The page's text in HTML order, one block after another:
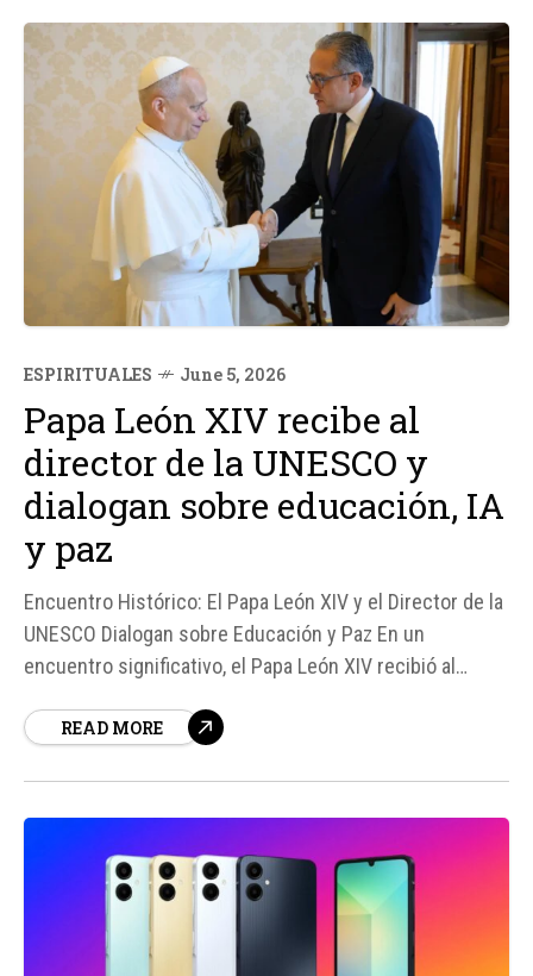
ESPIRITUALES June 5, 2026
Papa León XIV recibe al
director de la UNESCO y
dialogan sobre educación, IA
y paz
Encuentro Histórico: El Papa León XIV y el Director de la
UNESCO Dialogan sobre Educación y Paz En un
encuentro significativo, el Papa León XIV recibió al
Ali Ezz, el 5 de junio, para discutir temas cruciales como
READ MORE